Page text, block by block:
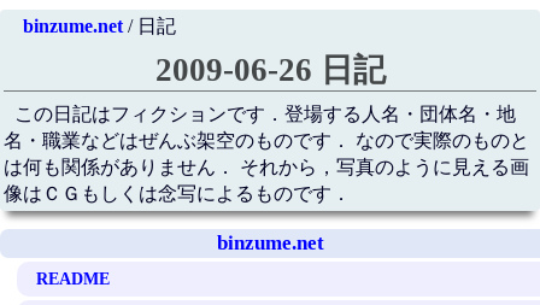
binzume.net/ 日記
2009-06-26 日記
この日記はフィクションです．登場する人名・団体名・地
名・職業などはぜんぶ架空のものです． なので実際のものと
は何も関係がありません． それから，写真のように見える画
像はＣＧもしくは念写によるものです．
binzume.net
README